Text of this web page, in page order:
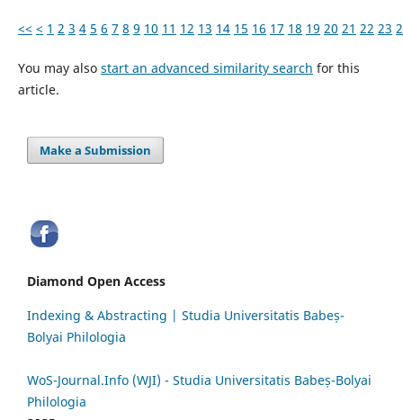
<< < 1 2 3 4 5 6 7 8 9 10 11 12 13 14 15 16 17 18 19 20 21 22 23
You may also start an advanced similarity search for this
article.
Make a Submission
Diamond Open Access
Indexing & Abstracting | Studia Universitatis Babeș-
Bolyai Philologia
WoS-Journal.Info (WJI) - Studia Universitatis Babeș-Bolyai
Philologia